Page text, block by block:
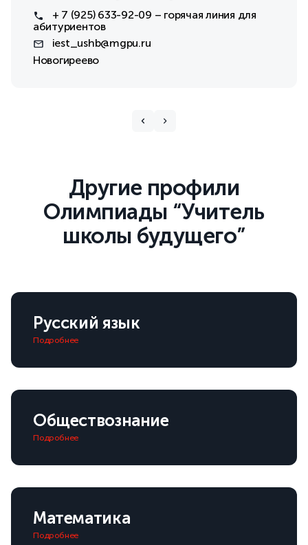
+ 7 (925) 633-92-09 – горячая линия для
абитуриентов
iest_ushb@mgpu.ru
Новогиреево
Другие профили
Олимпиады “Учитель
школы будущего”
Русский язык
Подробнее
Обществознание
Подробнее
Математика
Подробнее